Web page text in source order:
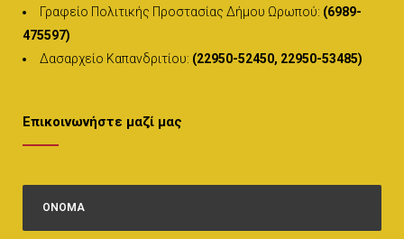
Γραφείο Πολιτικής Προστασίας Δήμου Ωρωπού: (6989-
475597)
Δασαρχείο Καπανδριτίου: (22950-52450, 22950-53485)
Επικοινωνήστε μαζί μας